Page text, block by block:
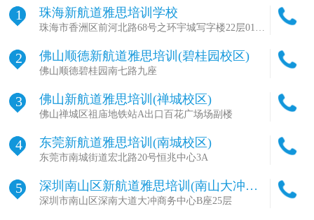
1 珠海新航道雅思培训学校
珠海市香洲区前河北路68号之环宇城写字楼22层01单
2 佛山顺德新航道雅思培训(碧桂园校区)
佛山顺德碧桂园南七路九座
3 佛山新航道雅思培训(禅城校区)
佛山禅城区祖庙地铁站A出口百花广场场副楼
4 东莞新航道雅思培训(南城校区)
东莞市南城街道宏北路20号恒兆中心3A
5
深圳南山区新航道雅思培训(南山大冲校
区)
深圳市南山区深南大道大冲商务中心B座25层